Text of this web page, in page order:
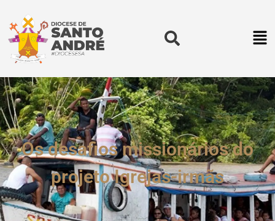
Os desafios missionários do
projeto Igrejas-irmãs